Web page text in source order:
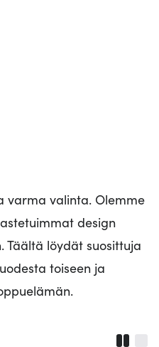
varma valinta. Olemme
design
Täältä löydät suosittuja
toiseen ja